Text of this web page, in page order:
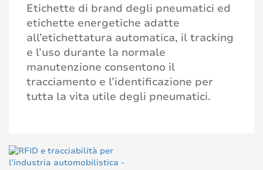
Etichette di brand degli pneumatici ed
etichette energetiche adatte
all’etichettatura automatica, il tracking
e l’uso durante la normale
manutenzione consentono il
tracciamento e l’identificazione per
tutta la vita utile degli pneumatici.